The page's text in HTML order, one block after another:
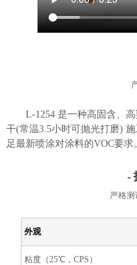
L-1254 是一种高固含、
干(常温3.5小时可抛光打磨)
足最新喷涂对涂料的VOC要求
-
严格
外观
粘度（25℃，CPS）